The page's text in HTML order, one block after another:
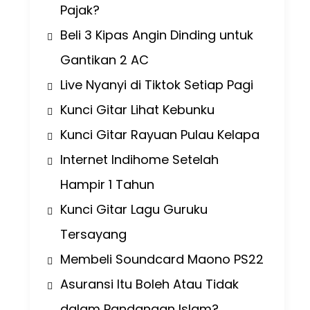
Pajak?
Beli 3 Kipas Angin Dinding untuk
Gantikan 2 AC
Live Nyanyi di Tiktok Setiap Pagi
Kunci Gitar Lihat Kebunku
Kunci Gitar Rayuan Pulau Kelapa
Internet Indihome Setelah
Hampir 1 Tahun
Kunci Gitar Lagu Guruku
Tersayang
Membeli Soundcard Maono PS22
Asuransi Itu Boleh Atau Tidak